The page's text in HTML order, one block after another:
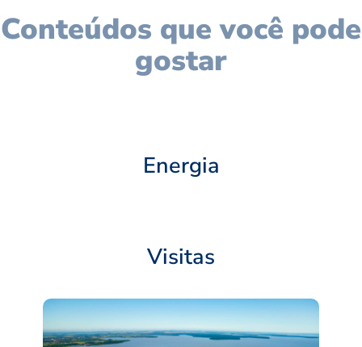
Conteúdos que você pode
gostar
Energia
Visitas